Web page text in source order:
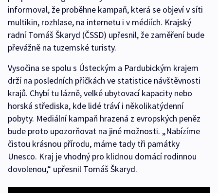
informoval, že proběhne kampaň, která se objeví v síti
multikin, rozhlase, na internetu i v médiích. Krajský
radní Tomáš Škaryd (ČSSD) upřesnil, že zaměření bude
převážně na tuzemské turisty.
Vysočina se spolu s Ústeckým a Pardubickým krajem
drží na posledních příčkách ve statistice návštěvnosti
krajů. Chybí tu lázně, velké ubytovací kapacity nebo
horská střediska, kde lidé tráví i několikatýdenní
pobyty. Mediální kampaň hrazená z evropských peněz
bude proto upozorňovat na jiné možnosti. „Nabízíme
čistou krásnou přírodu, máme tady tři památky
Unesco. Kraj je vhodný pro klidnou domácí rodinnou
dovolenou,“ upřesnil Tomáš Škaryd.